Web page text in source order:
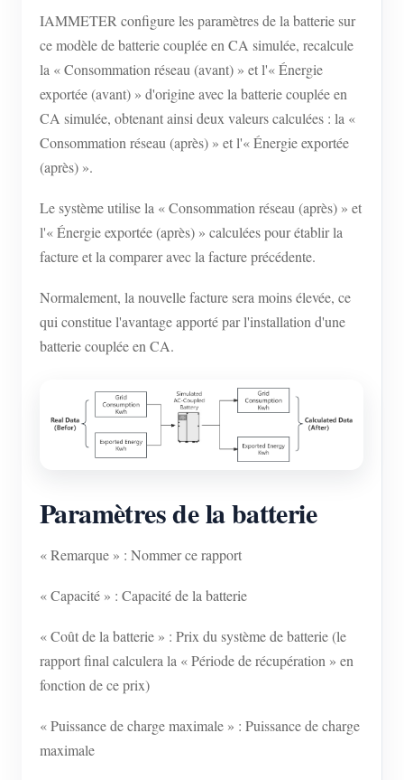
IAMMETER configure les paramètres de la batterie sur
ce modèle de batterie couplée en CA simulée, recalcule
la « Consommation réseau (avant) » et l'« Énergie
exportée (avant) » d'origine avec la batterie couplée en
CA simulée, obtenant ainsi deux valeurs calculées : la «
Consommation réseau (après) » et l'« Énergie exportée
(après) ».
Le système utilise la « Consommation réseau (après) » et
l'« Énergie exportée (après) » calculées pour établir la
facture et la comparer avec la facture précédente.
Normalement, la nouvelle facture sera moins élevée, ce
qui constitue l'avantage apporté par l'installation d'une
batterie couplée en CA.
Paramètres de la batterie
« Remarque » : Nommer ce rapport
« Capacité » : Capacité de la batterie
« Coût de la batterie » : Prix du système de batterie (le
rapport final calculera la « Période de récupération » en
fonction de ce prix)
« Puissance de charge maximale » : Puissance de charge
maximale